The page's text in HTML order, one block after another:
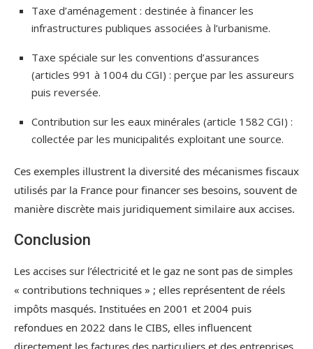
Taxe d’aménagement : destinée à financer les
infrastructures publiques associées à l’urbanisme.
Taxe spéciale sur les conventions d’assurances
(articles 991 à 1004 du CGI) : perçue par les assureurs
puis reversée.
Contribution sur les eaux minérales (article 1582 CGI) :
collectée par les municipalités exploitant une source.
Ces exemples illustrent la diversité des mécanismes fiscaux
utilisés par la France pour financer ses besoins, souvent de
manière discrète mais juridiquement similaire aux accises.
Conclusion
Les accises sur l’électricité et le gaz ne sont pas de simples
« contributions techniques » ; elles représentent de réels
impôts masqués. Instituées en 2001 et 2004 puis
refondues en 2022 dans le CIBS, elles influencent